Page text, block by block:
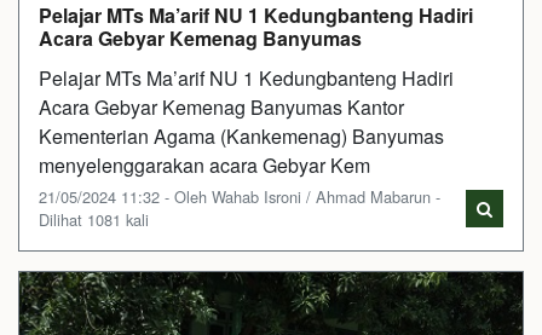
Pelajar MTs Ma’arif NU 1 Kedungbanteng Hadiri
Acara Gebyar Kemenag Banyumas
Pelajar MTs Ma’arif NU 1 Kedungbanteng Hadiri
Acara Gebyar Kemenag Banyumas Kantor
Kementerian Agama (Kankemenag) Banyumas
menyelenggarakan acara Gebyar Kem
21/05/2024 11:32 - Oleh Wahab Isroni / Ahmad Mabarun -
Dilihat 1081 kali